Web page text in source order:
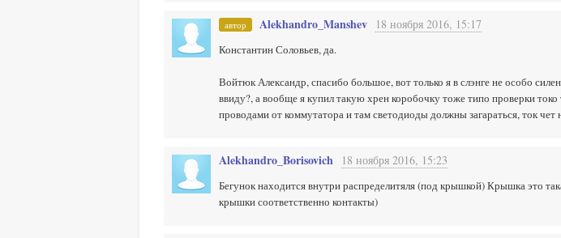
автор Alekhandro_Manshev 18 ноября 2016, 15:17
Константин Соловьев, да.
Войтюк Александр, спасибо большое, вот только я в слэнге не особо
ввиду?, а вообще я купил такую хрен коробочку тоже типо проверки
проводами от коммутатора и там светодиоды должны загараться, ток чет
Alekhandro_Borisovich 18 ноября 2016, 15:23
Бегунок находится внутри распределитяля (под крышкой) Крышка это
крышки соответственно контакты)